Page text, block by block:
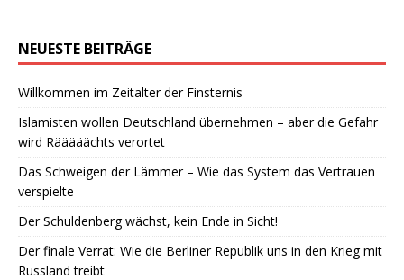
NEUESTE BEITRÄGE
Willkommen im Zeitalter der Finsternis
Islamisten wollen Deutschland übernehmen – aber die Gefahr
wird Rääääächts verortet
Das Schweigen der Lämmer – Wie das System das Vertrauen
verspielte
Der Schuldenberg wächst, kein Ende in Sicht!
Der finale Verrat: Wie die Berliner Republik uns in den Krieg mit
Russland treibt